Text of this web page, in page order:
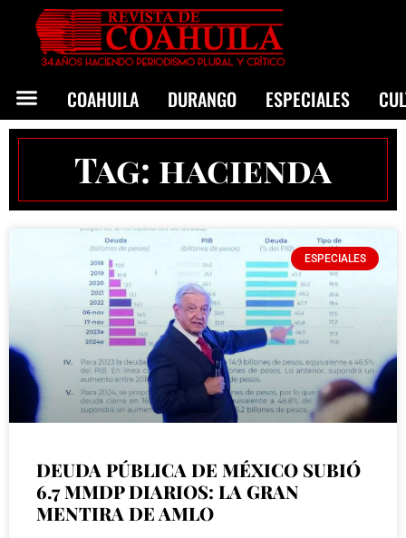
COAHUILA DURANGO ESPECIALES
Tag: hacienda
ESPECIALES
DEUDA PÚBLICA DE MÉXICO SUBIÓ
6.7 MMDP DIARIOS: LA GRAN
MENTIRA DE AMLO